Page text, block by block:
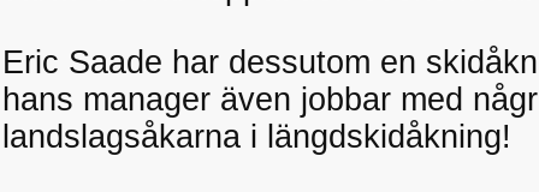
Eric Saade har dessutom en
hans manager även jobbar med
landslagsåkarna i längdskidåkning!